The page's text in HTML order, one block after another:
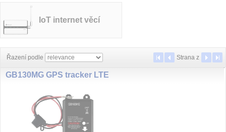
IoT internet věcí
Řazení podle Strana z
GB130MG GPS tracker LTE